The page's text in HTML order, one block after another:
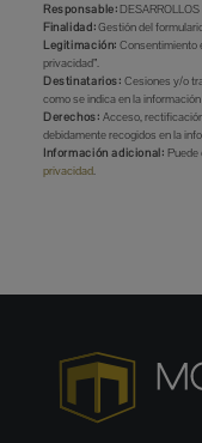
Responsable:
Finalidad:Gestión del
Legitimación: Consentimiento
privacidad”.
Destinatarios: Cesiones y/o
como se indica en la
Derechos: Acceso,
debidamente recogidos en la
Información adicional: Puede
privacidad.